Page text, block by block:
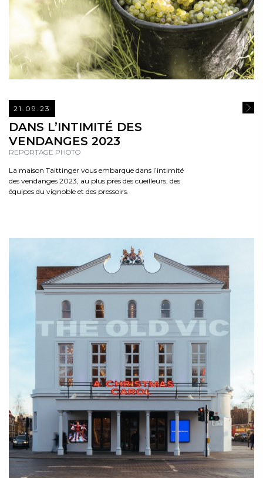
21.09.23
DANS L’INTIMITÉ DES
VENDANGES 2023
REPORTAGE PHOTO
La maison Taittinger vous embarque dans l’intimité
des vendanges 2023, au plus près des cueilleurs, des
équipes du vignoble et des pressoirs.